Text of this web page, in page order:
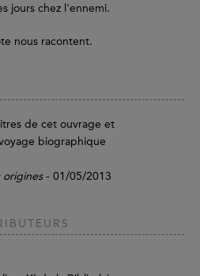
jours chez l'ennemi.
nous racontent.
de cet ouvrage et
biographique
origines- 01/05/2013